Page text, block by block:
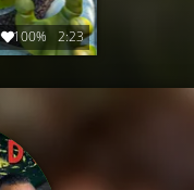
100% 2:23